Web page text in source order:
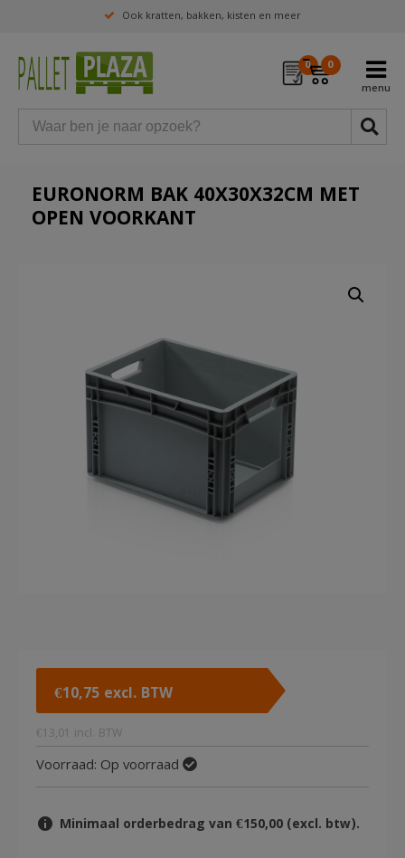
Ook kratten, bakken, kisten en meer
0 0
EURONORM BAK 40X30X32CM MET
OPEN VOORKANT
€10,75 excl. BTW
€ 13,01 incl. BTW
Voorraad: Op voorraad
Minimaal orderbedrag van €150,00 (excl. btw).